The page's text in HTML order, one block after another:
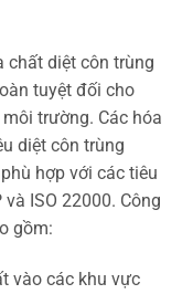
chất diệt côn trùng
tuyệt đối cho
trường. Các hóa
diệt côn trùng
hợp với các tiêu
ISO 22000. Công
gồm:
vào các khu vực